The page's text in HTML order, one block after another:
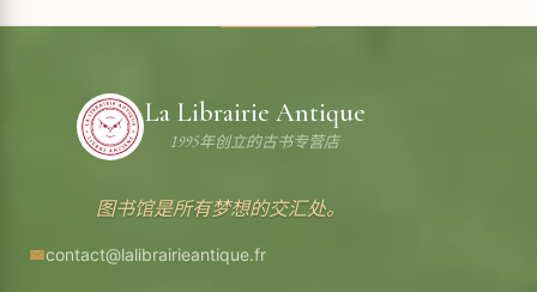
La Librairie Antique
1995年创立的古书专营店
图书馆是所有梦想的交汇处。
contact@lalibrairieantique.fr